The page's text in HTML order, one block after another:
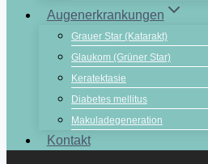
Augenerkrankungen
Grauer Star (Katarakt)
Glaukom (Grüner Star)
Keratektasie
Diabetes mellitus
Makuladegeneration
Kontakt